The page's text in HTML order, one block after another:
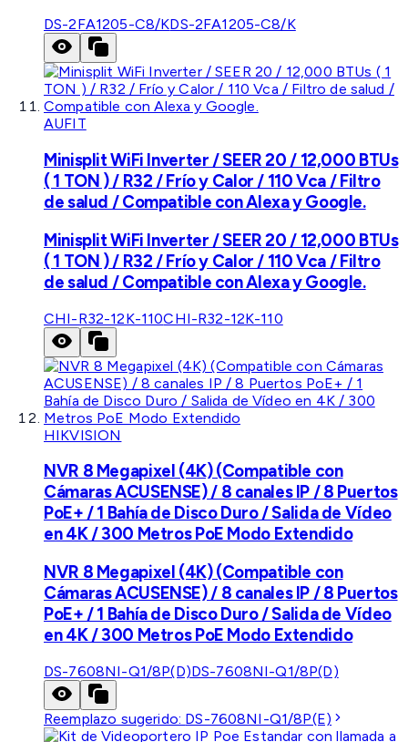
DS-2FA1205-C8/KDS-2FA1205-C8/K
AUFIT
Minisplit WiFi Inverter / SEER 20 / 12,000 BTUs
( 1 TON ) / R32 / Frío y Calor / 110 Vca / Filtro
de salud / Compatible con Alexa y Google.
Minisplit WiFi Inverter / SEER 20 / 12,000 BTUs
( 1 TON ) / R32 / Frío y Calor / 110 Vca / Filtro
de salud / Compatible con Alexa y Google.
CHI-R32-12K-110CHI-R32-12K-110
HIKVISION
NVR 8 Megapixel (4K) (Compatible con
Cámaras ACUSENSE) / 8 canales IP / 8 Puertos
PoE+ / 1 Bahía de Disco Duro / Salida de Vídeo
en 4K / 300 Metros PoE Modo Extendido
NVR 8 Megapixel (4K) (Compatible con
Cámaras ACUSENSE) / 8 canales IP / 8 Puertos
PoE+ / 1 Bahía de Disco Duro / Salida de Vídeo
en 4K / 300 Metros PoE Modo Extendido
DS-7608NI-Q1/8P(D)DS-7608NI-Q1/8P(D)
Reemplazo sugerido: DS-7608NI-Q1/8P(E)